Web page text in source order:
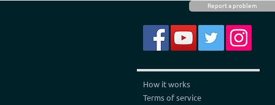
Report a problem
How it works
Terms of service